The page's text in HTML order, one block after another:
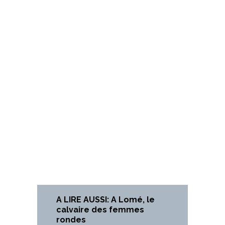
A LIRE AUSSI: A Lomé, le
calvaire des femmes
rondes